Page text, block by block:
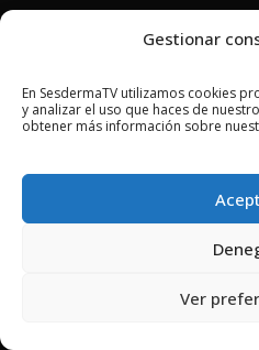
Gestionar
En SesdermaTV utilizamos cookies
y analizar el uso que haces de
obtener más información sobre
Ver
2018 ©
POLÍTICA DE